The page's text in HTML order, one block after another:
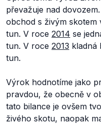
převažuje nad
obchod s živým skotem
tun. V roce 2014 se
tun. V roce 2013 kladná
tun.
Výrok hodnotíme jako
pravdou, že obecně v
tato bilance je ovšem
živého skotu, naopak